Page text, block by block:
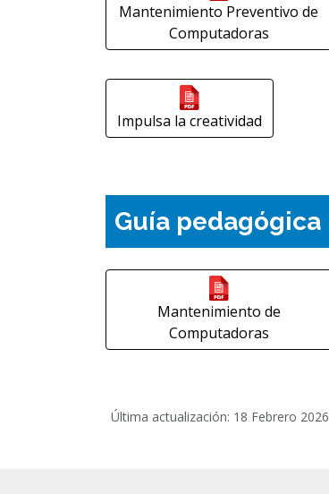
Mantenimiento Preventivo de
Computadoras
Impulsa la creatividad
Guía pedagógica
Mantenimiento de
Computadoras
Última actualización: 18 Febrero 2026